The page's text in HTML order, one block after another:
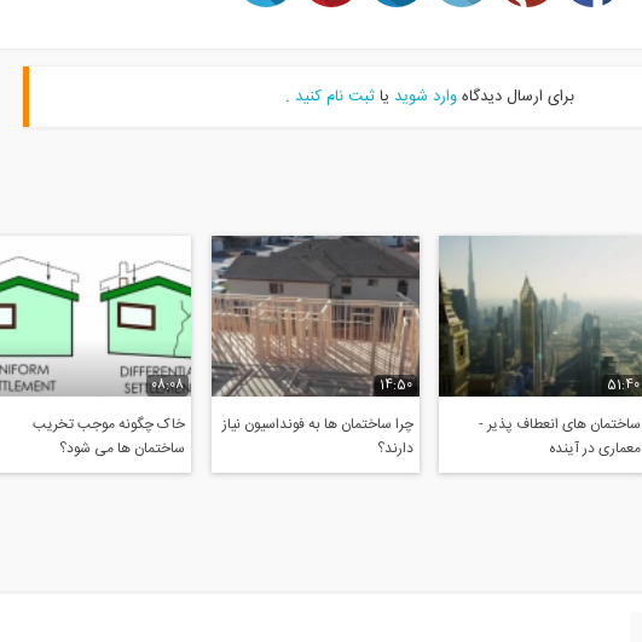
برای ارسال دیدگاهوارد شوید یاثبت نام کنید .
51:40
ساختمان های انعطاف پذیر -
معماری در آینده
14:50
چرا ساختمان ها به فونداسیون نیاز
دارند؟
08:08
خاک چگونه موجب تخریب
ساختمان ها می شود؟